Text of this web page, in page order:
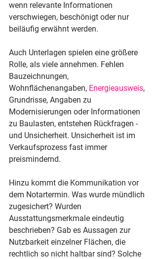
wenn relevante Informationen
verschwiegen, beschönigt oder nur
beiläufig erwähnt werden.
Auch Unterlagen spielen eine größere
Rolle, als viele annehmen. Fehlen
Bauzeichnungen,
Wohnflächenangaben, Energieausweis,
Grundrisse, Angaben zu
Modernisierungen oder Informationen
zu Baulasten, entstehen Rückfragen -
und Unsicherheit. Unsicherheit ist im
Verkaufsprozess fast immer
preismindernd.
Hinzu kommt die Kommunikation vor
dem Notartermin. Was wurde mündlich
zugesichert? Wurden
Ausstattungsmerkmale eindeutig
beschrieben? Gab es Aussagen zur
Nutzbarkeit einzelner Flächen, die
rechtlich so nicht haltbar sind? Solche